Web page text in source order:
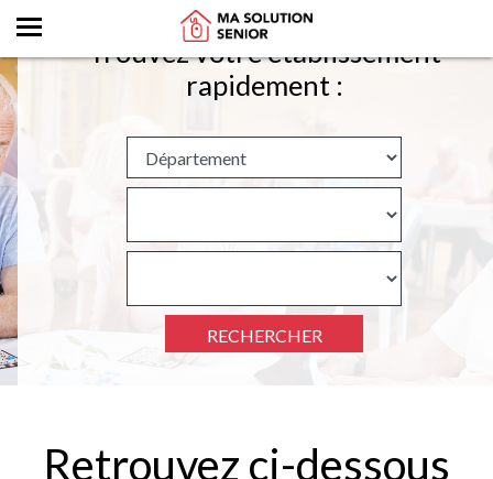
Trouvez votre établissement
rapidement :
RECHERCHER
Retrouvez ci-dessous